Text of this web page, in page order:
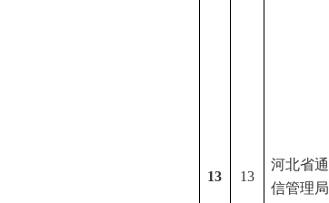
13 13
河北省通
信管理局